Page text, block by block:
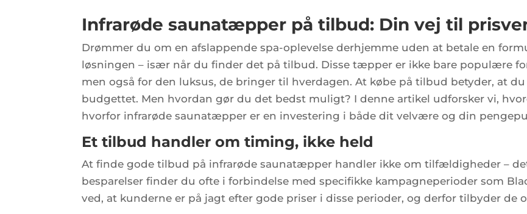
Infrarøde saunatæpper på tilbud: Din vej til
Drømmer du om en afslappende spa-oplevelse derhjemme uden at betale en
løsningen – især når du finder det på tilbud. Disse tæpper er ikke bare populære
men også for den luksus, de bringer til hverdagen. At købe på tilbud betyder, at
budgettet. Men hvordan gør du det bedst muligt? I denne artikel udforsker vi,
hvorfor infrarøde saunatæpper er en investering i både dit velvære og din
Et tilbud handler om timing, ikke held
At finde gode tilbud på infrarøde saunatæpper handler ikke om tilfældigheder –
besparelser finder du ofte i forbindelse med specifikke kampagneperioder som
ved, at kunderne er på jagt efter gode priser i disse perioder, og derfor tilbyder de